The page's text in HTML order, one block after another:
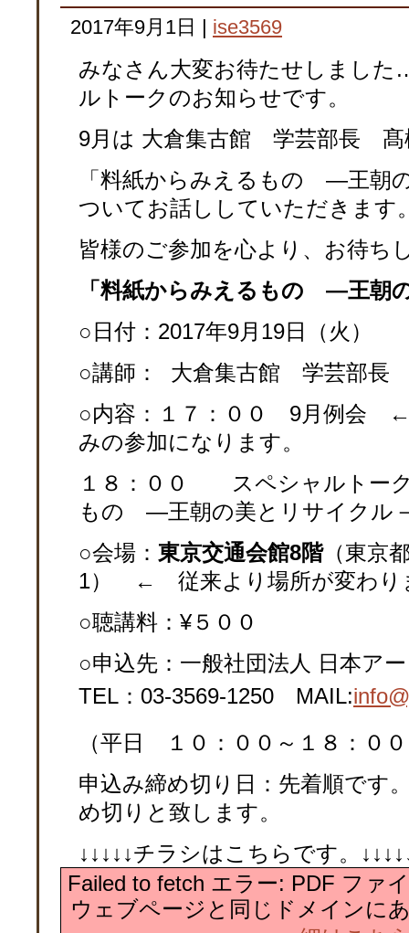
2017年9月1日 | ise3569
みなさん大変お待たせしました
ルトークのお知らせです。
9月は 大倉集古館 学芸部長 髙
「料紙からみえるもの ―王朝
ついてお話ししていただきます
皆様のご参加を心より、お待ち
「料紙からみえるもの ―王朝
○日付：2017年9月19日（火）
○講師： 大倉集古館 学芸部長
○内容：１７：００ 9月例会
みの参加になります。
１８：００ スペシャルト
もの ―王朝の美とリサイクル
○会場： 東京交通会館8階（東京
1） ← 従来より場所が変わり
○聴講料：¥５００
○申込先：一般社団法人 日本ア
TEL：03-3569-1250 MAIL:
（平日 １０：００～１８：０
申込み締め切り日：先着順です
め切りと致します。
↓↓↓↓↓チラシはこちらです。
Failed to fetch エラー: PDF ファ
ウェブページと同じドメインに